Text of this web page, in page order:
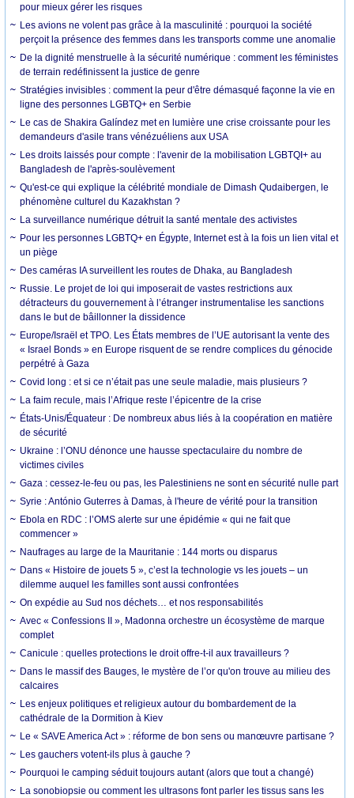
pour mieux gérer les risques
Les avions ne volent pas grâce à la masculinité : pourquoi la société
perçoit la présence des femmes dans les transports comme une anomalie
De la dignité menstruelle à la sécurité numérique : comment les féministes
de terrain redéfinissent la justice de genre
Stratégies invisibles : comment la peur d'être démasqué façonne la vie en
ligne des personnes LGBTQ+ en Serbie
Le cas de Shakira Galíndez met en lumière une crise croissante pour les
demandeurs d'asile trans vénézuéliens aux USA
Les droits laissés pour compte : l'avenir de la mobilisation LGBTQI+ au
Bangladesh de l'après-soulèvement
Qu'est-ce qui explique la célébrité mondiale de Dimash Qudaibergen, le
phénomène culturel du Kazakhstan ?
La surveillance numérique détruit la santé mentale des activistes
Pour les personnes LGBTQ+ en Égypte, Internet est à la fois un lien vital et
un piège
Des caméras IA surveillent les routes de Dhaka, au Bangladesh
Russie. Le projet de loi qui imposerait de vastes restrictions aux
détracteurs du gouvernement à l’étranger instrumentalise les sanctions
dans le but de bâillonner la dissidence
Europe/Israël et TPO. Les États membres de l’UE autorisant la vente des
« Israel Bonds » en Europe risquent de se rendre complices du génocide
perpétré à Gaza
Covid long : et si ce n’était pas une seule maladie, mais plusieurs ?
La faim recule, mais l’Afrique reste l’épicentre de la crise
États-Unis/Équateur : De nombreux abus liés à la coopération en matière
de sécurité
Ukraine : l’ONU dénonce une hausse spectaculaire du nombre de
victimes civiles
Gaza : cessez-le-feu ou pas, les Palestiniens ne sont en sécurité nulle part
Syrie : António Guterres à Damas, à l'heure de vérité pour la transition
Ebola en RDC : l’OMS alerte sur une épidémie « qui ne fait que
commencer »
Naufrages au large de la Mauritanie : 144 morts ou disparus
Dans « Histoire de jouets 5 », c’est la technologie vs les jouets – un
dilemme auquel les familles sont aussi confrontées
On expédie au Sud nos déchets… et nos responsabilités
Avec « Confessions II », Madonna orchestre un écosystème de marque
complet
Canicule : quelles protections le droit offre-t-il aux travailleurs ?
Dans le massif des Bauges, le mystère de l’or qu'on trouve au milieu des
calcaires
Les enjeux politiques et religieux autour du bombardement de la
cathédrale de la Dormition à Kiev
Le « SAVE America Act » : réforme de bon sens ou manœuvre partisane ?
Les gauchers votent-ils plus à gauche ?
Pourquoi le camping séduit toujours autant (alors que tout a changé)
La sonobiopsie ou comment les ultrasons font parler les tissus sans les